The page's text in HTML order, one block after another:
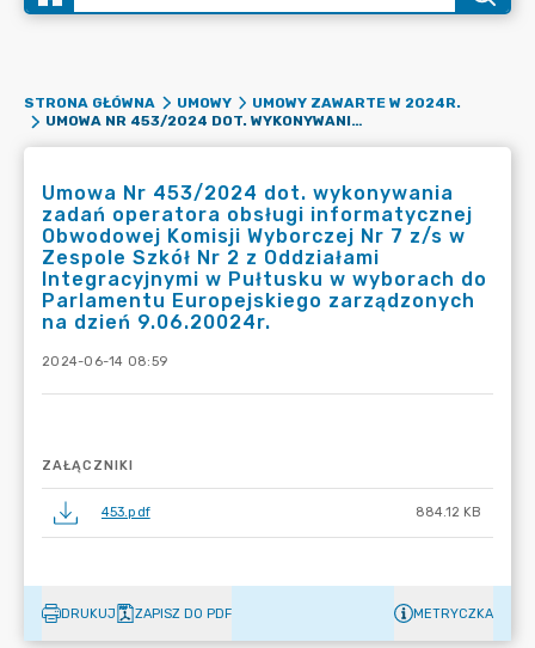
STRONA GŁÓWNA UMOWY
UMOWY ZAWARTE W 2024R.
UMOWA NR 453/2024 DOT. WYKONYWANIA ZADAŃ OPERATORA OBSŁUGI INFORMATYCZNEJ OBWODOWEJ KOMISJI WYBORCZEJ NR 7 Z/S W ZESPOLE SZKÓŁ NR 2 Z ODDZIAŁAMI INTEGRACYJNYMI W PUŁTUSKU W WYBORACH DO PARLAMENTU EUROPEJSKIEGO ZARZĄDZONYCH NA DZIEŃ 9.06.20024R.
Umowa Nr 453/2024 dot. wykonywania
zadań operatora obsługi informatycznej
Obwodowej Komisji Wyborczej Nr 7 z/s w
Zespole Szkół Nr 2 z Oddziałami
Integracyjnymi w Pułtusku w wyborach do
Parlamentu Europejskiego zarządzonych
na dzień 9.06.20024r.
2024-06-14 08:59
ZAŁĄCZNIKI
453.pdf 884.12 KB
DRUKUJ ZAPISZ DO PDF METRYCZKA